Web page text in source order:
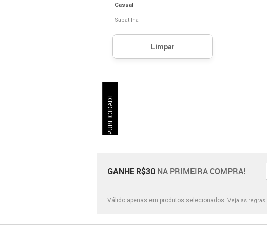
Casual
Sapatilha
PUBLICIDADE
GANHE R$30 NA PRIMEIRA COMPRA!
Válido apenas em produtos selecionados. Veja as regras.